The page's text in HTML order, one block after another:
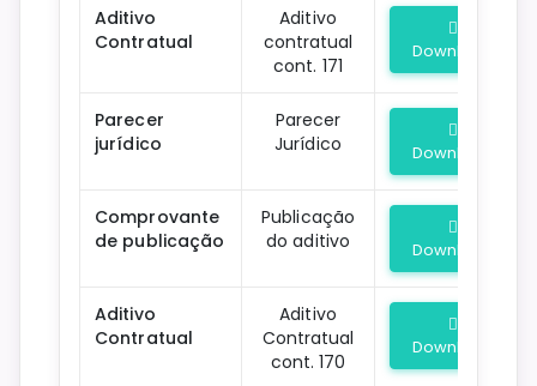
Aditivo
Contratual
Aditivo
contratual
cont. 171
Download
Parecer
jurídico
Parecer
Jurídico
Download
Comprovante
de publicação
Publicação
do aditivo
Download
Aditivo
Contratual
Aditivo
Contratual
cont. 170
Download